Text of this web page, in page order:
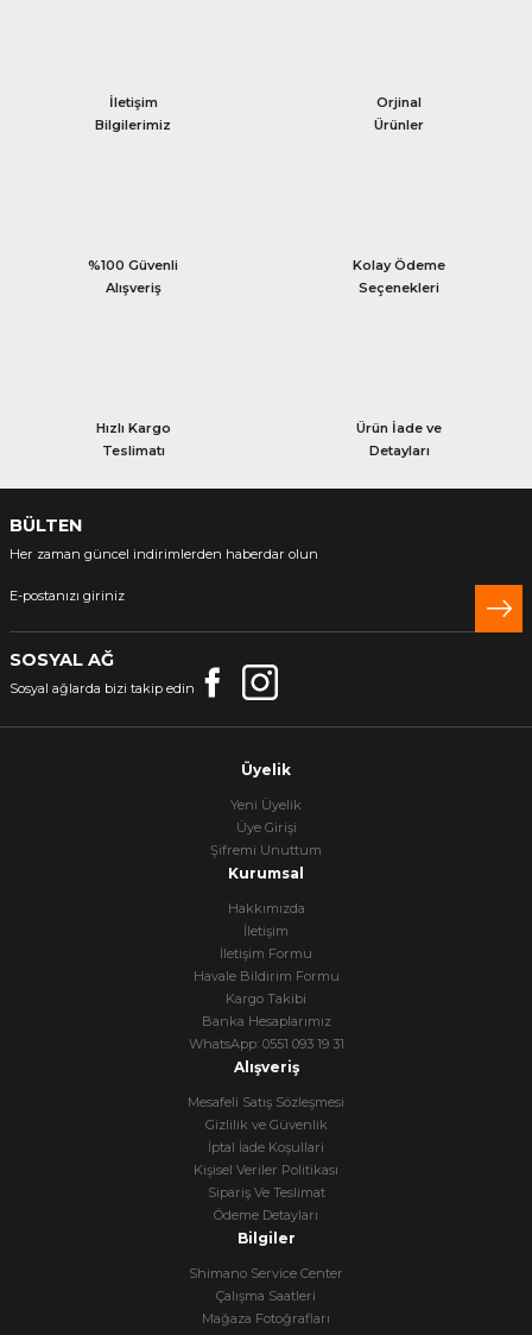
İletişim
Bilgilerimiz
Orjinal
Ürünler
%100 Güvenli
Alışveriş
Kolay Ödeme
Seçenekleri
Hızlı Kargo
Teslimatı
Ürün İade ve
Detayları
BÜLTEN
Her zaman güncel indirimlerden haberdar olun
SOSYAL AĞ
Sosyal ağlarda bizi takip edin
Üyelik
Yeni Üyelik
Üye Girişi
Şifremi Unuttum
Kurumsal
Hakkımızda
İletişim
İletişim Formu
Havale Bildirim Formu
Kargo Takibi
Banka Hesaplarımız
WhatsApp: 0551 093 19 31
Alışveriş
Mesafeli Satış Sözleşmesi
Gizlilik ve Güvenlik
İptal İade Koşullari
Kişisel Veriler Politikası
Sipariş Ve Teslimat
Ödeme Detayları
Bilgiler
Shimano Service Center
Çalışma Saatleri
Mağaza Fotoğrafları